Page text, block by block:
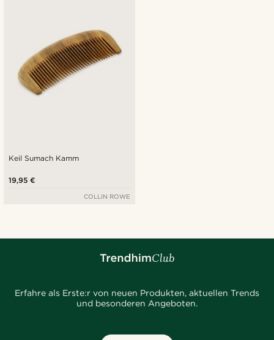
Keil Sumach Kamm
19,95 €
COLLIN ROWE
Erfahre als Erste:r von neuen Produkten, aktuellen Trends
und besonderen Angeboten.